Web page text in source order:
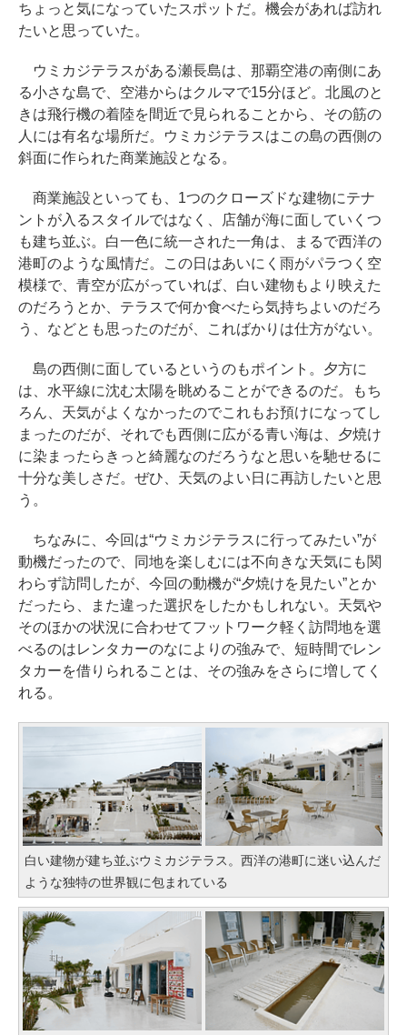
ちょっと気になっていたスポットだ。機会があれば訪れ
たいと思っていた。
ウミカジテラスがある瀬長島は、那覇空港の南側にあ
る小さな島で、空港からはクルマで15分ほど。北風のと
きは飛行機の着陸を間近で見られることから、その筋の
人には有名な場所だ。ウミカジテラスはこの島の西側の
斜面に作られた商業施設となる。
商業施設といっても、1つのクローズドな建物にテナ
ントが入るスタイルではなく、店舗が海に面していくつ
も建ち並ぶ。白一色に統一された一角は、まるで西洋の
港町のような風情だ。この日はあいにく雨がパラつく空
模様で、青空が広がっていれば、白い建物もより映えた
のだろうとか、テラスで何か食べたら気持ちよいのだろ
う、などとも思ったのだが、こればかりは仕方がない。
島の西側に面しているというのもポイント。夕方に
は、水平線に沈む太陽を眺めることができるのだ。もち
ろん、天気がよくなかったのでこれもお預けになってし
まったのだが、それでも西側に広がる青い海は、夕焼け
に染まったらきっと綺麗なのだろうなと思いを馳せるに
十分な美しさだ。ぜひ、天気のよい日に再訪したいと思
う。
ちなみに、今回は“ウミカジテラスに行ってみたい”が
動機だったので、同地を楽しむには不向きな天気にも関
わらず訪問したが、今回の動機が“夕焼けを見たい”とか
だったら、また違った選択をしたかもしれない。天気や
そのほかの状況に合わせてフットワーク軽く訪問地を選
べるのはレンタカーのなによりの強みで、短時間でレン
タカーを借りられることは、その強みをさらに増してく
れる。
白い建物が建ち並ぶウミカジテラス。西洋の港町に迷い込んだ
ような独特の世界観に包まれている